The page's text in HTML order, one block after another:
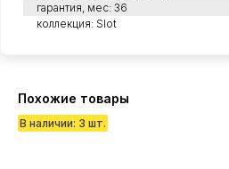
гарантия, мес: 36
коллекция: Slot
Похожие товары